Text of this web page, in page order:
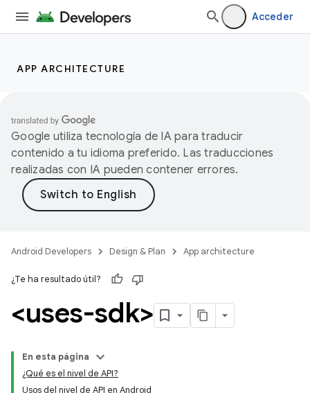
Acceder
APP ARCHITECTURE
Google utiliza tecnología de IA para traducir
contenido a tu idioma preferido. Las traducciones
realizadas con IA pueden contener errores.
Android Developers Design & Plan App architecture
¿Te ha resultado útil?
<uses-sdk>
En esta página
¿Qué es el nivel de API?
Usos del nivel de API en Android